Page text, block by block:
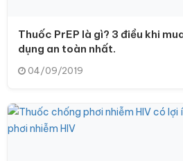
Thuốc PrEP là gì? 3 điều khi
dụng an toàn nhất.
04/09/2019